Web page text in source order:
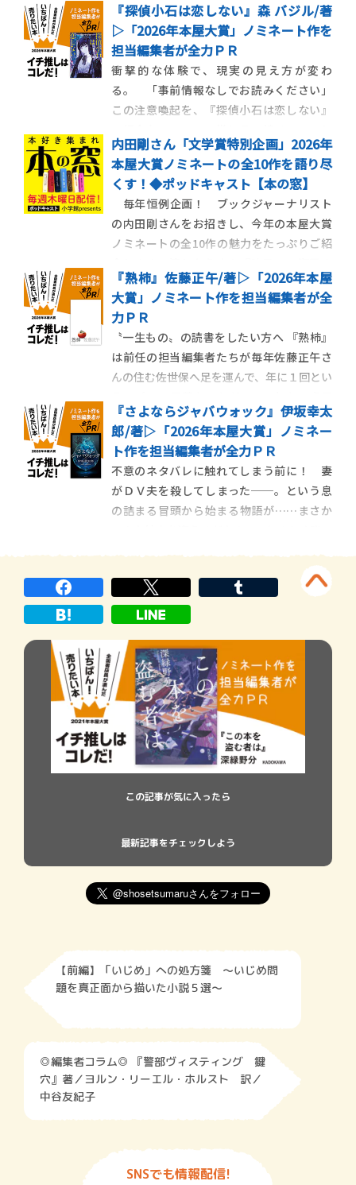
キした。でもあの緊張は、いつもとは異質
な源泉から来るものだった。天羽カインの
せいだ。『PRIZE』の主人公である天羽カイ
ンは、本屋大賞（！）にも輝いたことがあ
る大
『探偵小石は恋しない』森 バジル/著
▷「2026年本屋大賞」ノミネート作を
担当編集者が全力ＰＲ
衝撃的な体験で、現実の見え方が変わ
る。 「事前情報なしでお読みください」
この注意喚起を、『探偵小石は恋しない』
た。まっさらな状態でお読みいただくこと
が、本作を一番楽しんでいただく方法だか
らです。それゆえに本作は、〝何が面白い
のか〟についての情報も限りなく絞られて
展開されてきました。
内田剛さん「文学賞特別企画」2026年
本屋大賞ノミネートの全10作を語り尽
くす！◆ポッドキャスト【本の窓】
毎年恒例企画！ ブックジャーナリスト
の内田剛さんをお招きし、今年の本屋大賞
ノミネートの全10作の魅力をたっぷりご紹
いこさん『ありか』、朝井リョウさん『イ
ン・ザ・メガチャーチ』、櫻田智也さん
『失われた貌』、夏川草介さん『エピクロ
スの処方箋』の５作です。
『熟柿』佐藤正午/著▷「2026年本屋
大賞」ノミネート作を担当編集者が全
力ＰＲ
〝一生もの〟の読書をしたい方へ 『熟柿』
は前任の担当編集者たちが毎年佐藤正午さ
んの住む佐世保へ足を運んで、年に１回とい
を経て単行本になりました。自分が『熟
柿』チームに加わったのは最後の１年、物
語の終盤に差し掛かってからでした。文芸
編集部に異動してきたばかりの自分の感想
や拙い意見も聞
『さよならジャバウォック』伊坂幸太
郎/著▷「2026年本屋大賞」ノミネー
ト作を担当編集者が全力ＰＲ
不意のネタバレに触れてしまう前に！ 妻
がＤＶ夫を殺してしまった──。という息
の詰まる冒頭から始まる物語が……まさか
筆のきっかけは、伊坂さんが「読者を驚か
せるミステリーを書きたい！」と思われた
ことだそうですが『さよならジャバウォッ
この記事が気に入ったら
最新記事をチェックしよう
【前編】「いじめ」への処方箋 ～いじめ問
題を真正面から描いた小説５選～
◎編集者コラム◎ 『警部ヴィスティング 鍵
穴』著／ヨルン・リーエル・ホルスト 訳／
中谷友紀子
SNSでも情報配信!